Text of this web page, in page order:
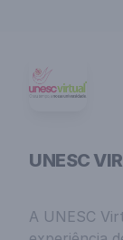
UNESC
A UNESC